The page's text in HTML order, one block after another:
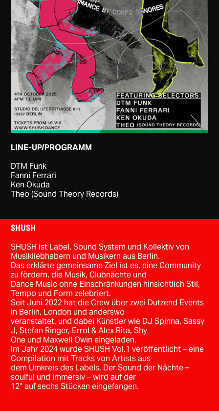
LINE-UP/PROGRAMM
DTM Funk
Fanni Ferrari
Ken Okuda
Theo (Sound Theory Records)
SHUSH
SHUSH ist Label, Sound System und Kollektiv von
Musikliebhabern und Musikern aus Berlin.
Das erklärte gemeinsame Ziel ist es, eine Community
zu fördern, die Musik, Clubnächte und
Dance Music ohne Einschränkungen hinsichtlich Stil,
Tempo und Form zelebriert.
Seit Juni 2022 hat die Crew über zwei Dutzend Events
in Berlin, London und anderswo
veranstaltet, und dabei Künstler wie DJ Spinna, Sassy
J, Stefan Ringer, Errol & Alex Rita, Shy
One und Maxwell Owin eingeladen.
Im Jahr 2024 wurde SHUSH Vol.1 veröffentlicht – eine
Compilation mit Tracks von Artists aus
dem Umkreis des Labels. Der Sound der Nächte –
soulful und immersiv – wird auf der
12“ auf sechs Stücken eingefangen.